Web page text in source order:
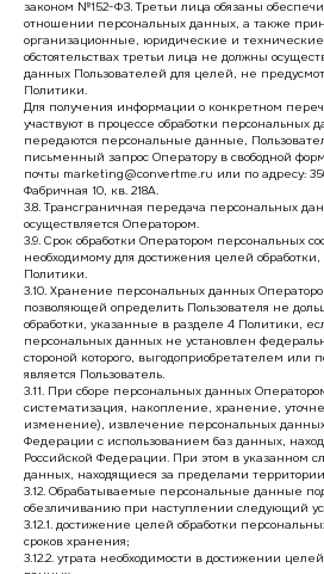
законом №152-ФЗ. Третьи лица обязаны
отношении персональных данных, а также
организационные, юридические и
обстоятельствах третьи лица не должны
данных Пользователей для целей, не
Политики.
Для получения информации о конкретном
участвуют в процессе обработки персональных
передаются персональные данные,
письменный запрос Оператору в свободной
почты marketing@convertme.ru или по адресу:
Фабричная 10, кв. 218А.
3.8. Трансграничная передача персональных
осуществляется Оператором.
3.9. Срок обработки Оператором персональных
необходимому для достижения целей
Политики.
3.10. Хранение персональных данных
позволяющей определить Пользователя не
обработки, указанные в разделе 4 Политики,
персональных данных не установлен
стороной которого, выгодоприобретателем или
является Пользователь.
3.11. При сборе персональных данных
систематизация, накопление, хранение,
изменение), извлечение персональных
Федерации с использованием баз данных,
Российской Федерации. При этом в указанном
данных, находящиеся за пределами
3.12. Обрабатываемые персональные данные
обезличиванию при наступлении следующий
3.12.1. достижение целей обработки
сроков хранения;
3.12.2. утрата необходимости в достижении